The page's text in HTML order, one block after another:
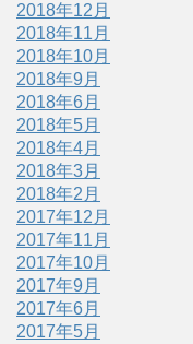
2018年12月
2018年11月
2018年10月
2018年9月
2018年6月
2018年5月
2018年4月
2018年3月
2018年2月
2017年12月
2017年11月
2017年10月
2017年9月
2017年6月
2017年5月